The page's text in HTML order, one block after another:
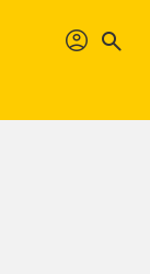
profil search